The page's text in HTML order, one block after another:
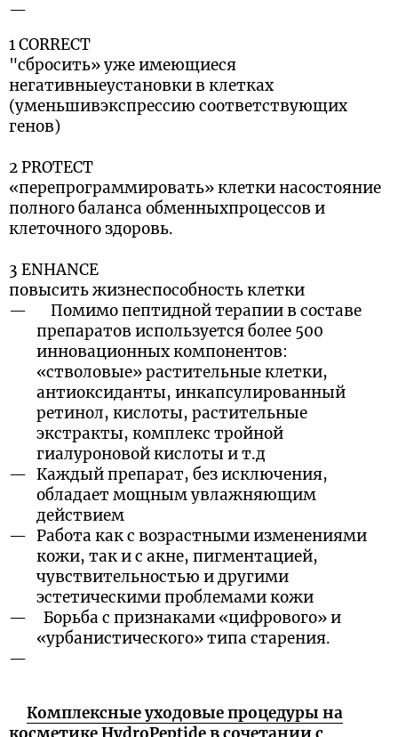
1 CORRECT
"сбросить» уже имеющиеся
негативныеустановки в клетках
(уменьшивэкспрессию соответствующих
генов)
2 PROTECT
«перепрограммировать» клетки насостояние
полного баланса обменныхпроцессов и
клеточного здоровь.
3 ENHANCE
повысить жизнеспособность клетки
Помимо пептидной терапии в составе
препаратов используется более 500
инновационных компонентов:
«стволовые» растительные клетки,
антиоксиданты, инкапсулированный
ретинол, кислоты, растительные
экстракты, комплекс тройной
гиалуроновой кислоты и т.д
Каждый препарат, без исключения,
обладает мощным увлажняющим
действием
Работа как с возрастными изменениями
кожи, так и с акне, пигментацией,
чувствительностью и другими
эстетическими проблемами кожи
Борьба с признаками «цифрового» и
«урбанистического» типа старения.
Комплексные уходовые процедуры на